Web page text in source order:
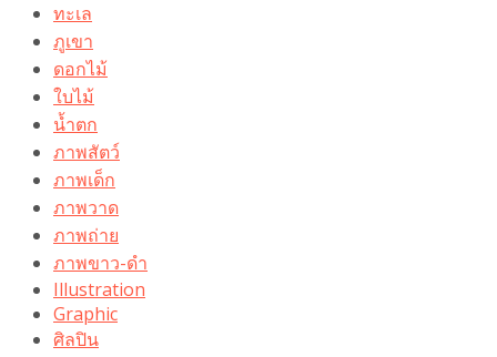
ทะเล
ภูเขา
ดอกไม้
ใบไม้
น้ำตก
ภาพสัตว์
ภาพเด็ก
ภาพวาด
ภาพถ่าย
ภาพขาว-ดำ
Illustration
Graphic
ศิลปิน